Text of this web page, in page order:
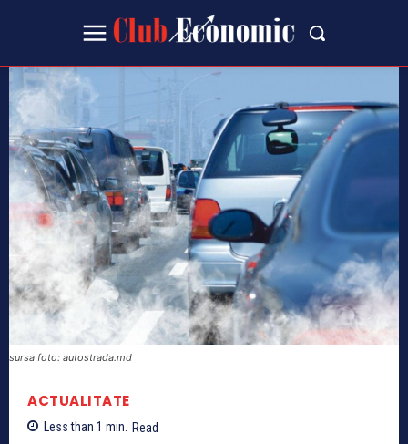
sursa foto: autostrada.md
ACTUALITATE
Less than 1 min. Read